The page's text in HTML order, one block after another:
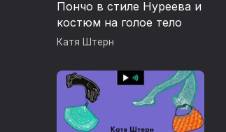
Пончо в стиле Нуреева и
костюм на голое тело
Катя Штерн